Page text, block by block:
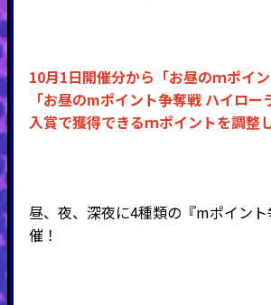
10月1日開催分から「お昼のｍポイン
「お昼のmポイント争奪戦 ハイロー
入賞で獲得できるｍポイントを調整
昼、夜、深夜に4種類の『mポイン
催！